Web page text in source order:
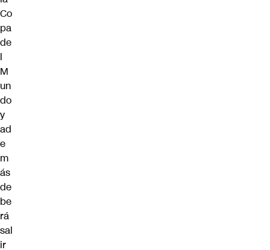
Co
pa
de
l
M
un
do
y
ad
e
m
ás
de
be
rá
sal
ir